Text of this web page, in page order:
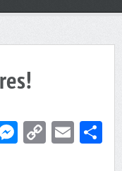
Messenger
Copy